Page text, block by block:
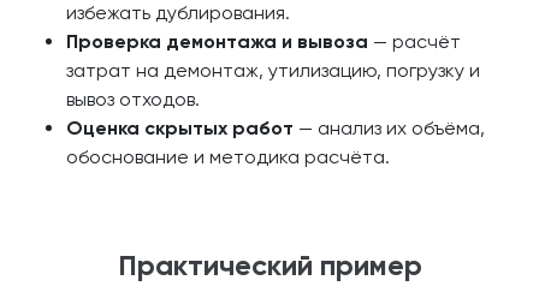
избежать дублирования.
Проверка демонтажа и вывоза — расчёт
затрат на демонтаж, утилизацию, погрузку и
вывоз отходов.
Оценка скрытых работ — анализ их объёма,
обоснование и методика расчёта.
Практический пример